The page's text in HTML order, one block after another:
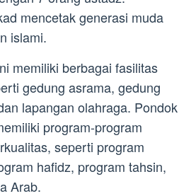
mencetak generasi muda
islami.
memiliki berbagai fasilitas
gedung asrama, gedung
lapangan olahraga. Pondok
program-program
seperti program
hafidz, program tahsin,
Arab.